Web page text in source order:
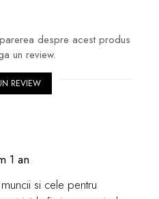
despre acest produs
un review.
REVIEW
1 an
si cele pentru